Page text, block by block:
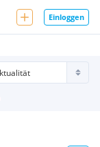
Einloggen